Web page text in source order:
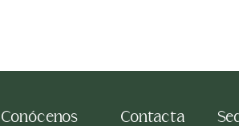
Conócenos Contacta